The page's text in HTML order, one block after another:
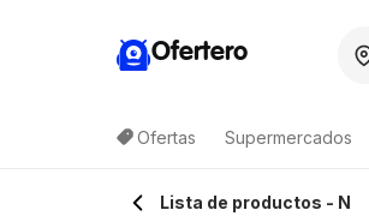
Ofertero
Ofertas Supermercados
Lista de productos - N